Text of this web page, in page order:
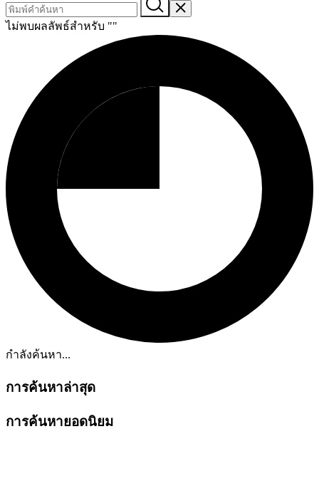
ไม่พบผลลัพธ์สำหรับ ""
กำลังค้นหา...
การค้นหาล่าสุด
การค้นหายอดนิยม